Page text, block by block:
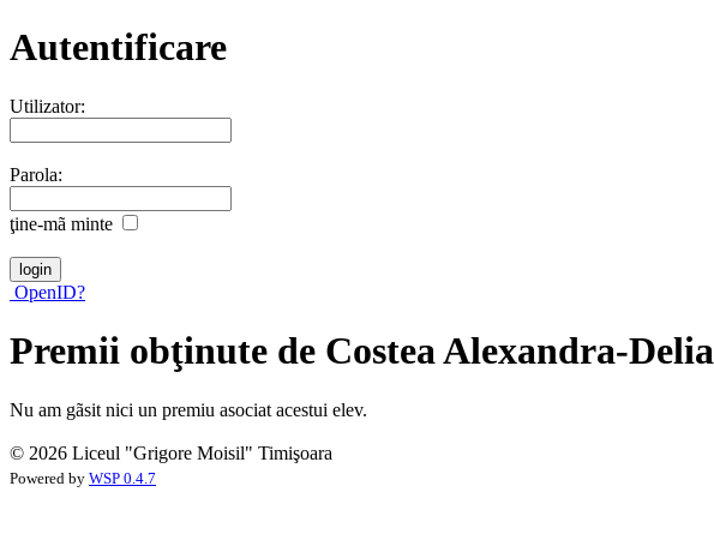
Autentificare
Utilizator:
Parola:
ţine-mã minte
OpenID?
Premii obţinute de Costea Alexandra-Delia
Nu am gãsit nici un premiu asociat acestui elev.
© 2026 Liceul "Grigore Moisil" Timişoara
Powered by WSP 0.4.7